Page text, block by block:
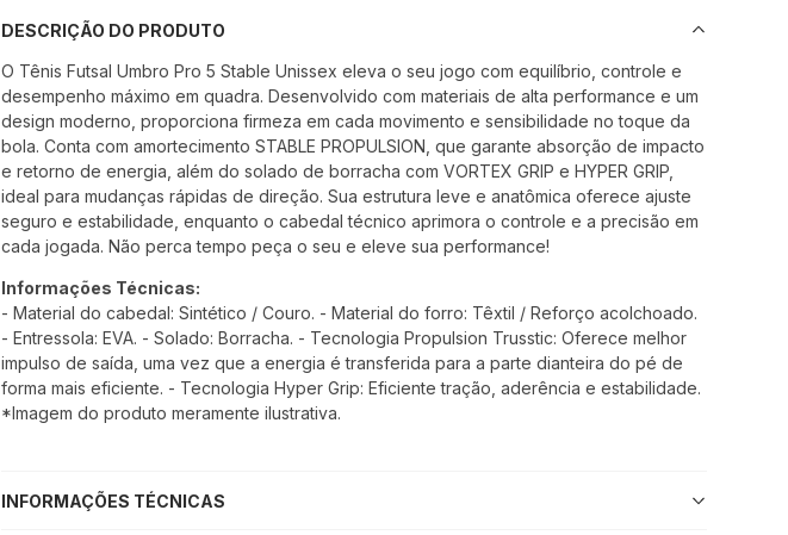
DESCRIÇÃO DO PRODUTO
O Tênis Futsal Umbro Pro 5 Stable Unissex eleva o seu jogo com equilíbrio, controle e
desempenho máximo em quadra. Desenvolvido com materiais de alta performance e um
design moderno, proporciona firmeza em cada movimento e sensibilidade no toque da
bola. Conta com amortecimento STABLE PROPULSION, que garante absorção de impacto
e retorno de energia, além do solado de borracha com VORTEX GRIP e HYPER GRIP,
ideal para mudanças rápidas de direção. Sua estrutura leve e anatômica oferece ajuste
seguro e estabilidade, enquanto o cabedal técnico aprimora o controle e a precisão em
cada jogada. Não perca tempo peça o seu e eleve sua performance!
Informações Técnicas:
- Material do cabedal: Sintético / Couro. - Material do forro: Têxtil / Reforço acolchoado.
- Entressola: EVA. - Solado: Borracha. - Tecnologia Propulsion Trusstic: Oferece melhor
impulso de saída, uma vez que a energia é transferida para a parte dianteira do pé de
forma mais eficiente. - Tecnologia Hyper Grip: Eficiente tração, aderência e estabilidade.
*Imagem do produto meramente ilustrativa.
INFORMAÇÕES TÉCNICAS